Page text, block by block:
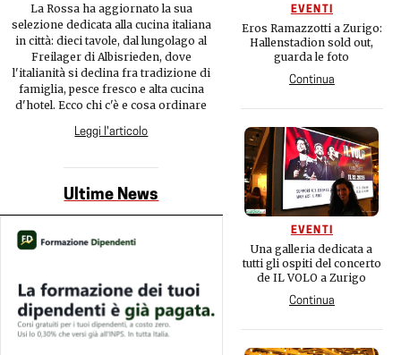
La Rossa ha aggiornato la sua
selezione dedicata alla cucina italiana
in città: dieci tavole, dal lungolago al
Freilager di Albisrieden, dove
l'italianità si declina fra tradizione di
famiglia, pesce fresco e alta cucina
d'hotel. Ecco chi c'è e cosa ordinare
Leggi l'articolo
Ultime News
EVENTI
Eros Ramazzotti a Zurigo:
Hallenstadion sold out,
guarda le foto
Continua
EVENTI
Una galleria dedicata a
tutti gli ospiti del concerto
de IL VOLO a Zurigo
Continua